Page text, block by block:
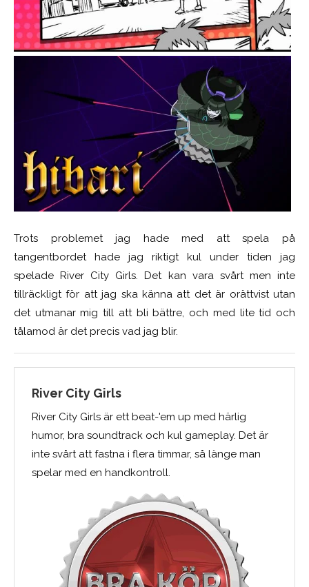
Trots problemet jag hade med att spela på
tangentbordet hade jag riktigt kul under tiden jag
spelade River City Girls. Det kan vara svårt men inte
tillräckligt för att jag ska känna att det är orättvist utan
det utmanar mig till att bli bättre, och med lite tid och
tålamod är det precis vad jag blir.
River City Girls
River City Girls är ett beat-'em up med härlig
humor, bra soundtrack och kul gameplay. Det är
inte svårt att fastna i flera timmar, så länge man
spelar med en handkontroll.